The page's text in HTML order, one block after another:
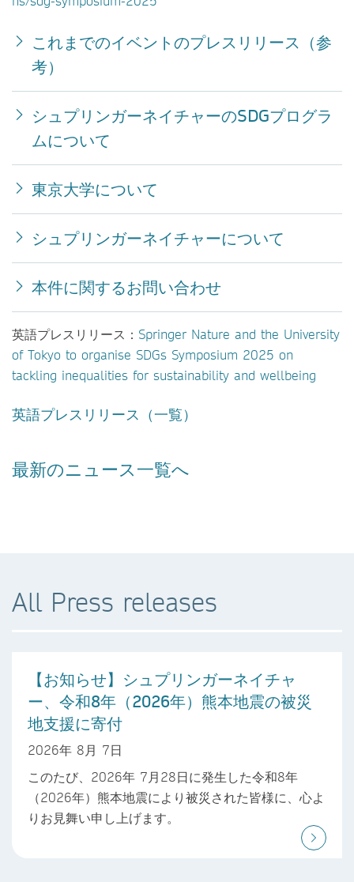
これまでのイベントのプレスリリース（参
考）
シュプリンガーネイチャーのSDGプログラ
ムについて
東京大学について
シュプリンガーネイチャーについて
本件に関するお問い合わせ
英語プレスリリース： Springer Nature and the University
of Tokyo to organise SDGs Symposium 2025 on
tackling inequalities for sustainability and wellbeing
英語プレスリリース（一覧）
最新のニュース一覧へ
All Press releases
【お知らせ】シュプリンガーネイチャ
ー、令和8年（2026年）熊本地震の被災
地支援に寄付
2026年 8月 7日
このたび、2026年 7月28日に発生した令和8年
（2026年）熊本地震により被災された皆様に、心よ
りお見舞い申し上げます。